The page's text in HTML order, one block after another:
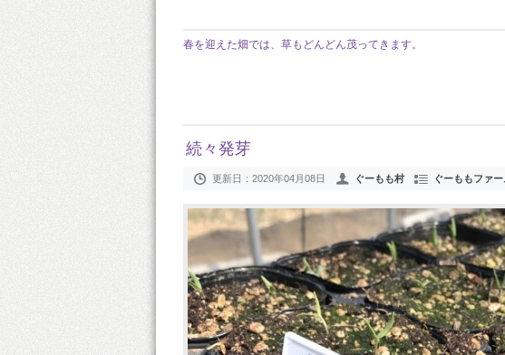
春を迎えた畑では、草もどんどん茂ってきます。
続々発芽
更新日： 2020年04月08日 ぐーもも村 ぐーももファ